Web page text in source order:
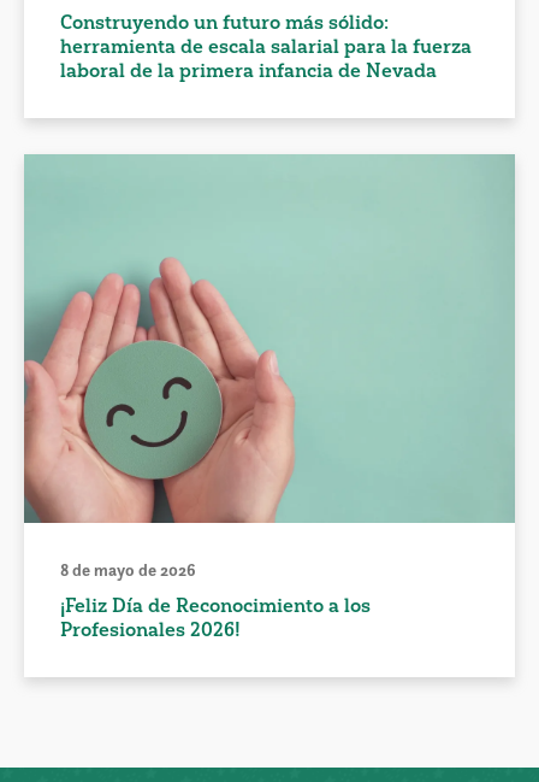
Construyendo un futuro más sólido:
herramienta de escala salarial para la fuerza
laboral de la primera infancia de Nevada
8 de mayo de 2026
¡Feliz Día de Reconocimiento a los
Profesionales 2026!